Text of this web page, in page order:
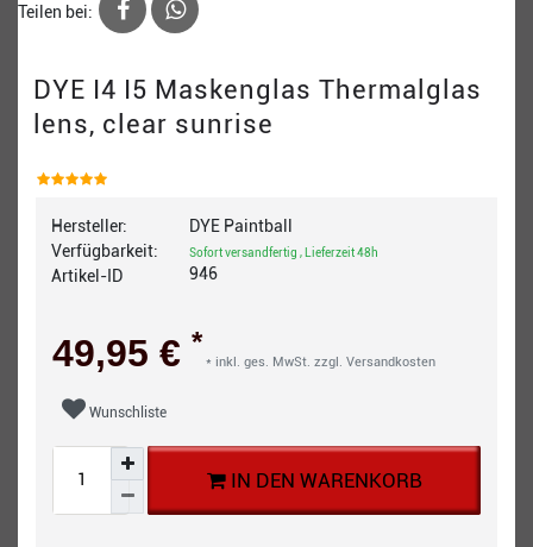
Teilen bei:
DYE I4 I5 Maskenglas Thermalglas
lens, clear sunrise
Hersteller:
Verfügbarkeit:
Artikel-ID
DYE Paintball
Sofort versandfertig , Lieferzeit 48h
946
49,95 € *
* inkl. ges. MwSt. zzgl. Versandkosten
Wunschliste
IN DEN WARENKORB